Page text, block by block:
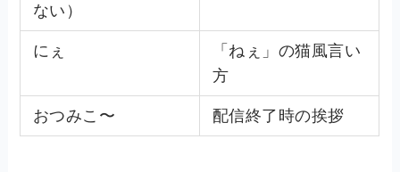
ない）
にぇ
「ねぇ」の猫風言い
方
おつみこ〜 配信終了時の挨拶